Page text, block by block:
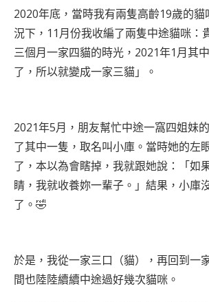
2020年底，當時我有兩隻高齡19歲的
況下，11月份我收編了兩隻中途貓咪：
三個月一家四貓的時光，2021年1月其
了，所以就變成一家三貓」。
2021年5月，朋友幫忙中途一窩四姐妹
了其中一隻，取名叫小庫。當時她的左
了，本以為會瞎掉，我就跟她說：「如
睛，我就收養妳一輩子。」結果，小庫
了。🤣
於是，我從一家三口（貓），再回到一
間也陸陸續續中途過好幾次貓咪。